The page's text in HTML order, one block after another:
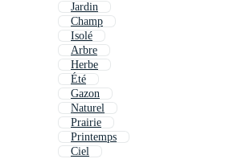
Jardin
Champ
Isolé
Arbre
Herbe
Été
Gazon
Naturel
Prairie
Printemps
Ciel